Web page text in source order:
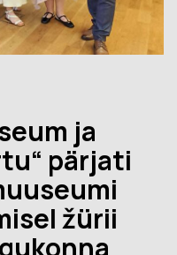
ja
pärjati
žürii